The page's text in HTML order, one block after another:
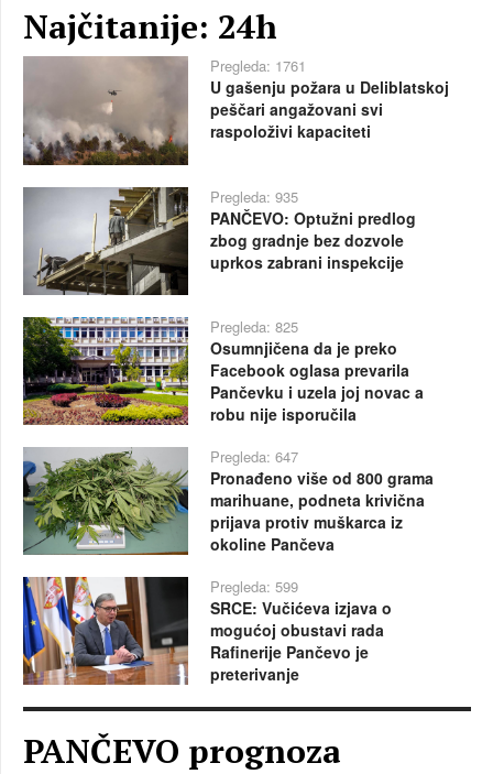
Najčitanije: 24h
Pregleda: 1761
U gašenju požara u Deliblatskoj
peščari angažovani svi
raspoloživi kapaciteti
Pregleda: 935
PANČEVO: Optužni predlog
zbog gradnje bez dozvole
uprkos zabrani inspekcije
Pregleda: 825
Osumnjičena da je preko
Facebook oglasa prevarila
Pančevku i uzela joj novac a
robu nije isporučila
Pregleda: 647
Pronađeno više od 800 grama
marihuane, podneta krivična
prijava protiv muškarca iz
okoline Pančeva
Pregleda: 599
SRCE: Vučićeva izjava o
mogućoj obustavi rada
Rafinerije Pančevo je
preterivanje
PANČEVO prognoza